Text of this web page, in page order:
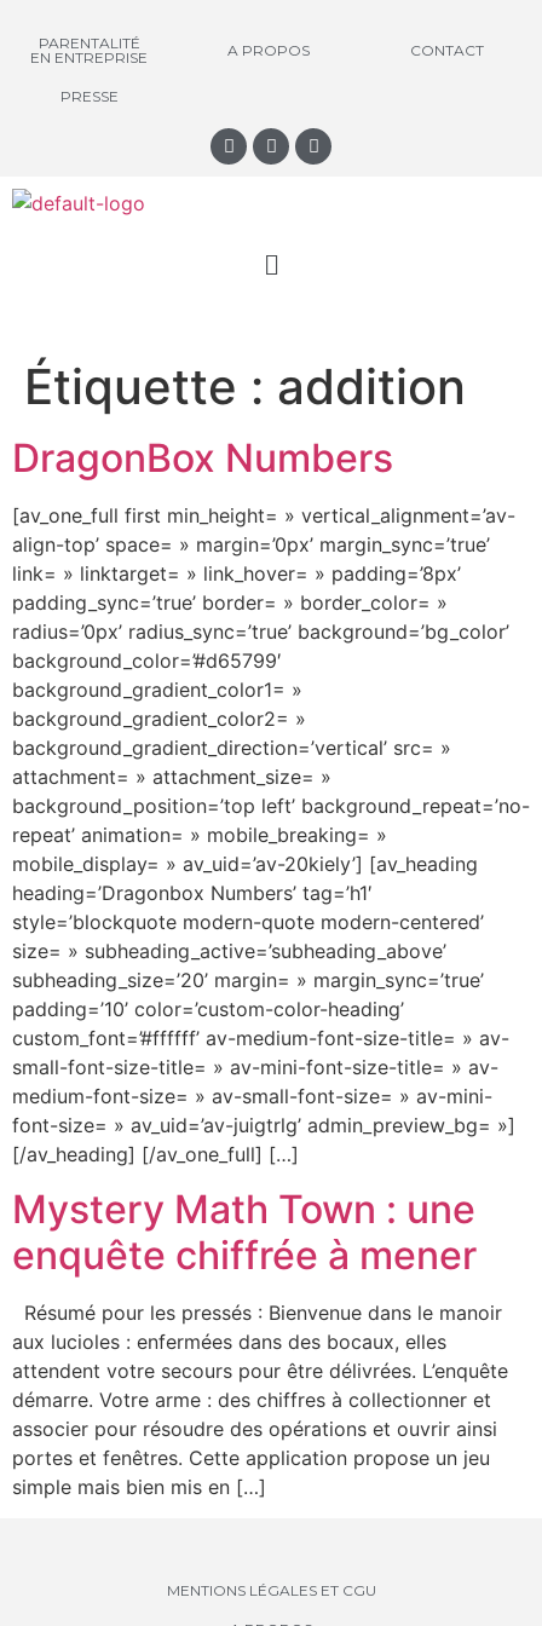
PARENTALITÉ
EN ENTREPRISE
A PROPOS CONTACT
PRESSE
Étiquette : addition
DragonBox Numbers
[av_one_full first min_height= » vertical_alignment=’av-
align-top’ space= » margin=’0px’ margin_sync=’true’
link= » linktarget= » link_hover= » padding=’8px’
padding_sync=’true’ border= » border_color= »
radius=’0px’ radius_sync=’true’ background=’bg_color’
background_color=’#d65799′
background_gradient_color1= »
background_gradient_color2= »
background_gradient_direction=’vertical’ src= »
attachment= » attachment_size= »
background_position=’top left’ background_repeat=’no-
repeat’ animation= » mobile_breaking= »
mobile_display= » av_uid=’av-20kiely’] [av_heading
heading=’Dragonbox Numbers’ tag=’h1′
style=’blockquote modern-quote modern-centered’
size= » subheading_active=’subheading_above’
subheading_size=’20’ margin= » margin_sync=’true’
padding=’10’ color=’custom-color-heading’
custom_font=’#ffffff’ av-medium-font-size-title= » av-
small-font-size-title= » av-mini-font-size-title= » av-
medium-font-size= » av-small-font-size= » av-mini-
font-size= » av_uid=’av-juigtrlg’ admin_preview_bg= »]
[/av_heading] [/av_one_full] […]
Mystery Math Town : une
enquête chiffrée à mener
Résumé pour les pressés : Bienvenue dans le manoir
aux lucioles : enfermées dans des bocaux, elles
attendent votre secours pour être délivrées. L’enquête
démarre. Votre arme : des chiffres à collectionner et
associer pour résoudre des opérations et ouvrir ainsi
portes et fenêtres. Cette application propose un jeu
simple mais bien mis en […]
MENTIONS LÉGALES ET CGU